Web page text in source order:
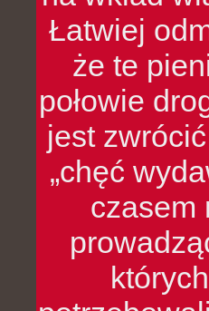
Łatwiej
że te
połowie
jest
„chęć
czasem